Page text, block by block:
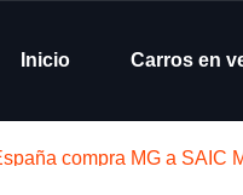
Inicio Carros en
compra MG a SAIC